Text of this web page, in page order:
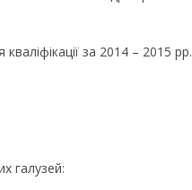
за 2014 – 2015 рр.
галузей: